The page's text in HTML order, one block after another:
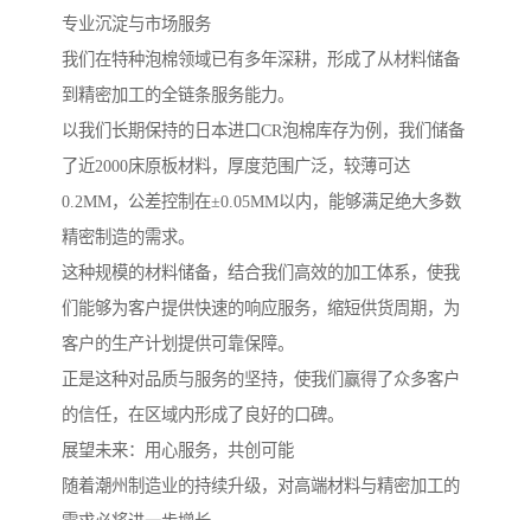
专业沉淀与市场服务
我们在特种泡棉领域已有多年深耕，形成了从材料储备
到精密加工的全链条服务能力。
以我们长期保持的日本进口CR泡棉库存为例，我们储备
了近2000床原板材料，厚度范围广泛，较薄可达
0.2MM，公差控制在±0.05MM以内，能够满足绝大多数
精密制造的需求。
这种规模的材料储备，结合我们高效的加工体系，使我
们能够为客户提供快速的响应服务，缩短供货周期，为
客户的生产计划提供可靠保障。
正是这种对品质与服务的坚持，使我们赢得了众多客户
的信任，在区域内形成了良好的口碑。
展望未来：用心服务，共创可能
随着潮州制造业的持续升级，对高端材料与精密加工的